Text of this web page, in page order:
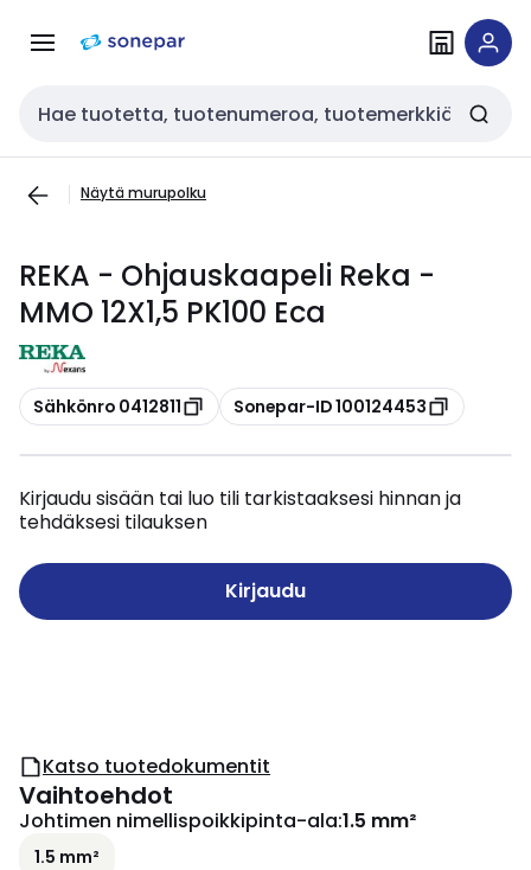
navigointiinsisältöön
Haku
Näytä murupolku
REKA - Ohjauskaapeli Reka -
MMO 12X1,5 PK100 Eca
Kopioi
Sähkönro 0412811 Kopioi
Sonepar-ID 100124453
Kirjaudu sisään tai luo tili tarkistaaksesi hinnan ja
tehdäksesi tilauksen
Kirjaudu
Katso tuotedokumentit
Vaihtoehdot
Johtimen nimellispoikkipinta-ala:1.5 mm²
1.5 mm²